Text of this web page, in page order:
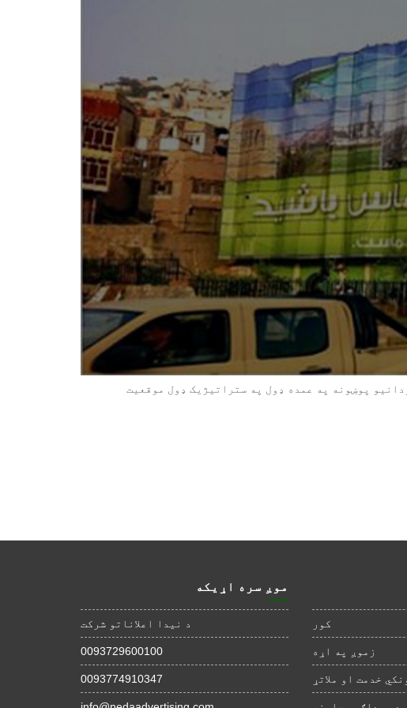
پوښونه په عمده ډول په ستراتیژیک ډول موقعیت
کور
زموږ په اړه
خدمت او ملاتړ
موږ سره اړیکه
د نیدا اعلاناتو شرکت
0093729600100
0093774910347